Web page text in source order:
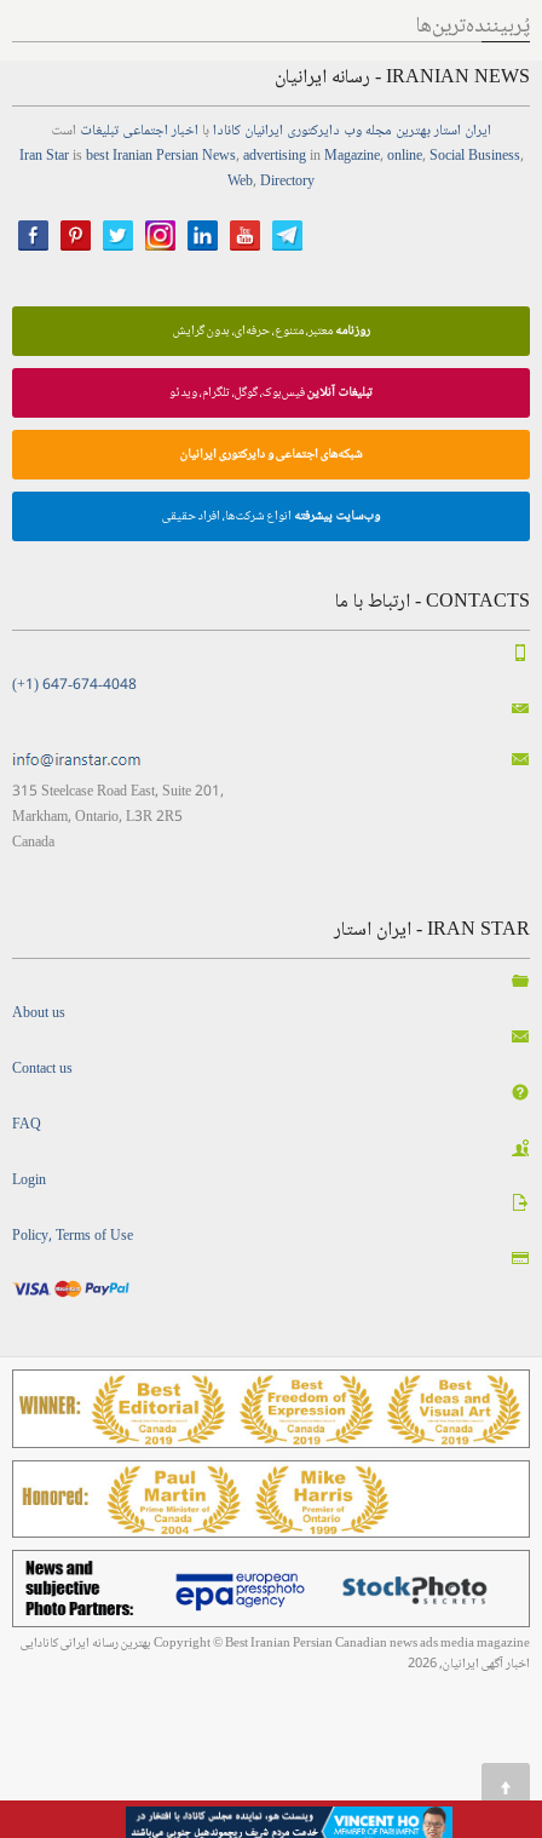
پُربیننده‌ترین‌ها
IRANIAN NEWS - رسانه ایرانیان
ایران استاربهترین مجلهوب دایرکتوری ایرانیان کانادابا اخباراجتماعیتبلیغات است
Iran Starisbest Iranian PersianNews,advertisinginMagazine,online,Social Business,
Web,Directory
روزنامهمعتبر، متنوع، حرفه‌ای، بدون گرایش
تبلیغات آنلاینفیس‌بوک، گوگل، تلگرام، ویدئو
شبکه‌های اجتماعی و دایرکتوری ایرانیان
وب‌سایت پیشرفته انواع شرکت‌ها، افراد حقیقی
CONTACTS - ارتباط با ما
(+1) 647-674-4048
315 Steelcase Road East, Suite 201,
Markham, Ontario, L3R 2R5
Canada
IRAN STAR - ایران استار
About us
Contact us
FAQ
Login
Policy, Terms of Use
Copyright © Best Iranian Persian Canadian news ads media magazine بهترین رسانه ایرانی کانادایی
اخبار آگهی ایرانیان, 2026